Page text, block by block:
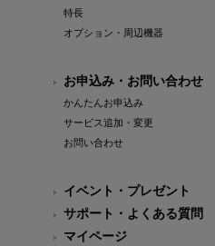
特長
オプション・周辺機器
お申込み・お問い合わせ
かんたんお申込み
サービス追加・変更
お問い合わせ
イベント・プレゼント
サポート・よくある質問
マイページ